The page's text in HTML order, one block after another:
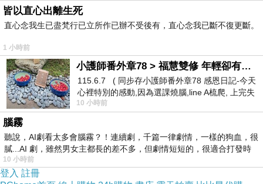
上一篇：最好聽的流行老歌
下一篇：朋友別哭 我自唱的
皆以直心出離生死
直心念我生已盡梵行已立所作已辦不受後有，直心念我已斷不復更斷。
1 小時前
小護師番外章78 > 福慧雙修 年輕卻有個老靈魂 ㄑ金剛經〉podcast
115.6.7 ( 同步存小護師番外章78 感恩日記-今天
心裡特別的感動,因為選課燒腦,line A梳爬, 上完失
智課的她,特來傾
10 小時前
腦霧
聽說，AI劇看太多會腦霧？！連續劇，千篇一律劇情，一樣的狗血，很
膩...AI 劇，雖然男女主都長的差不多，但劇情短短的，很適合打發時
10 小時前
登入 註冊